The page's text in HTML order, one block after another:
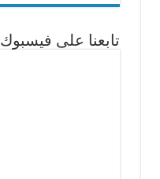
تابعنا على فيسبوك